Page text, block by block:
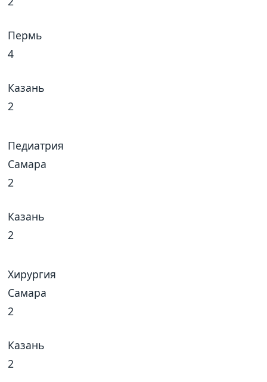
Пермь
4
Казань
2
Педиатрия
Самара
2
Казань
2
Хирургия
Самара
2
Казань
2